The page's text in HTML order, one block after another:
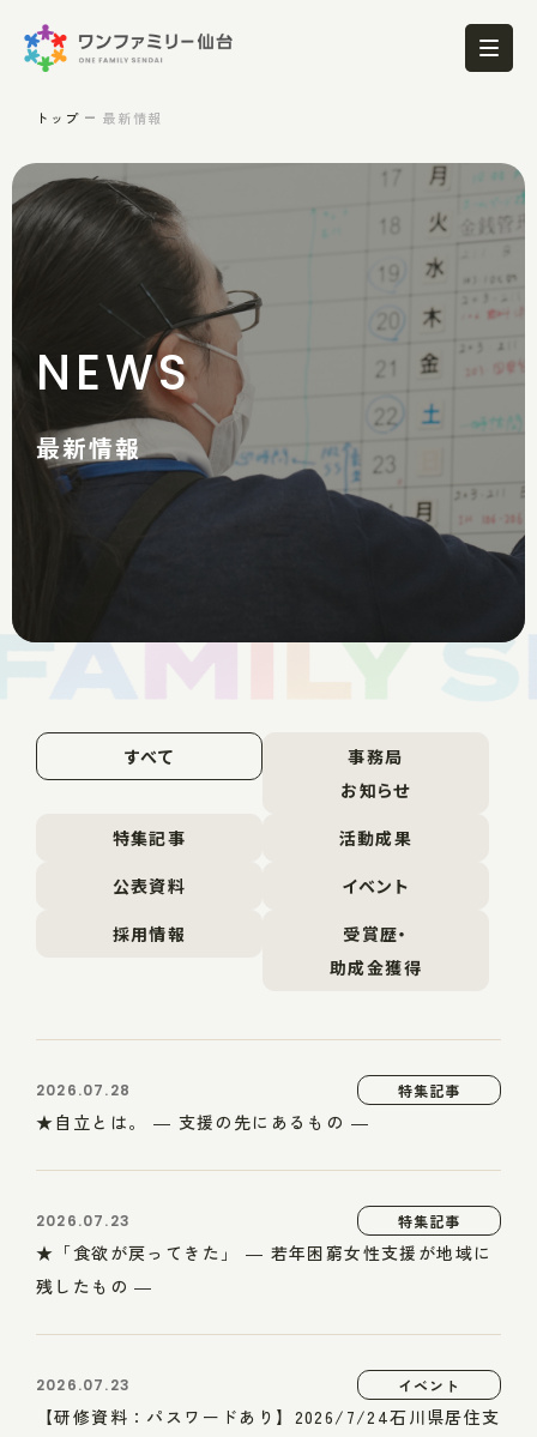
トップ 最新情報
NEWS
最新情報
すべて
事務局
お知らせ
特集記事
活動成果
公表資料
イベント
採用情報
受賞歴・
助成金獲得
2026.07.28 特集記事
★自立とは。 ― 支援の先にあるもの ―
2026.07.23 特集記事
★「食欲が戻ってきた」 ― 若年困窮女性支援が地域に
残したもの ―
2026.07.23 イベント
【研修資料：パスワードあり】2026/7/24石川県居住支